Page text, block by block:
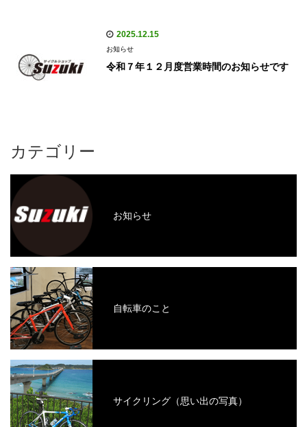
2025.12.15
お知らせ
令和７年１２月度営業時間のお知らせです
カテゴリー
お知らせ
自転車のこと
サイクリング（思い出の写真）